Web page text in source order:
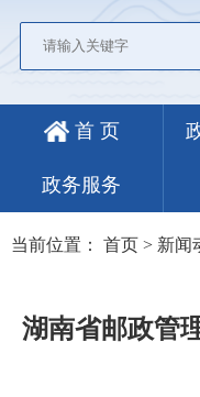
首 页
政务服务
当前位置： 首页 > 新闻
湖南省邮政管